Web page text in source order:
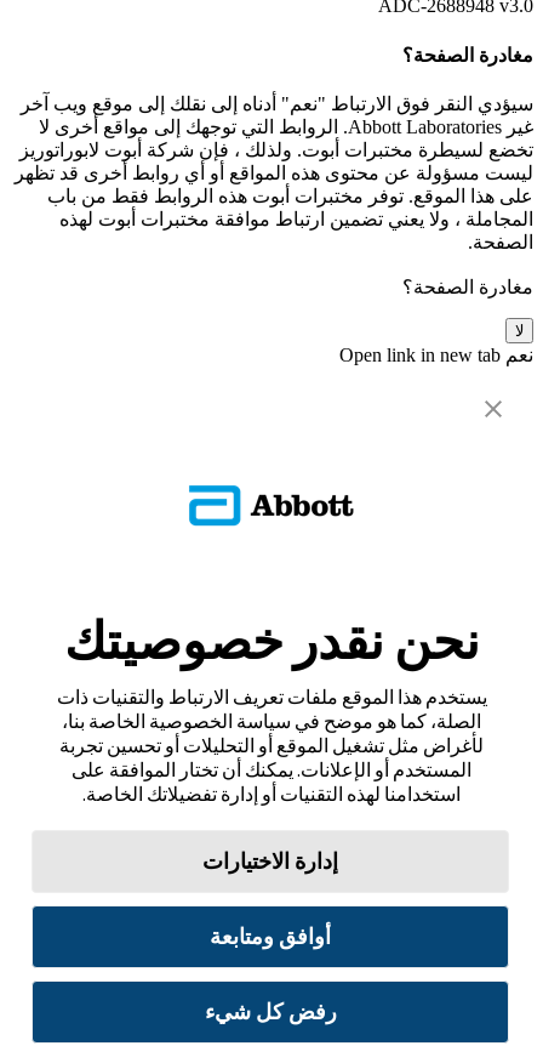
ADC-2688948 v3.0
مغادرة الصفحة؟
سيؤدي النقر فوق الارتباط "نعم" أدناه إلى نقلك إلى موقع ويب آخر
غير Abbott Laboratories. الروابط التي توجهك إلى مواقع أخرى لا
تخضع لسيطرة مختبرات أبوت. ولذلك ، فإن شركة أبوت لابوراتوريز
ليست مسؤولة عن محتوى هذه المواقع أو أي روابط أخرى قد تظهر
على هذا الموقع. توفر مختبرات أبوت هذه الروابط فقط من باب
المجاملة ، ولا يعني تضمين ارتباط موافقة مختبرات أبوت لهذه
الصفحة.
مغادرة الصفحة؟
لا
نعم Open link in new tab
نحن نقدر خصوصيتك
يستخدم هذا الموقع ملفات تعريف الارتباط والتقنيات ذات
الصلة، كما هو موضح في سياسة الخصوصية الخاصة بنا،
لأغراض مثل تشغيل الموقع أو التحليلات أو تحسين تجربة
المستخدم أو الإعلانات. يمكنك أن تختار الموافقة على
استخدامنا لهذه التقنيات أو إدارة تفضيلاتك الخاصة.
إدارة الاختيارات
أوافق ومتابعة
رفض كل شيء